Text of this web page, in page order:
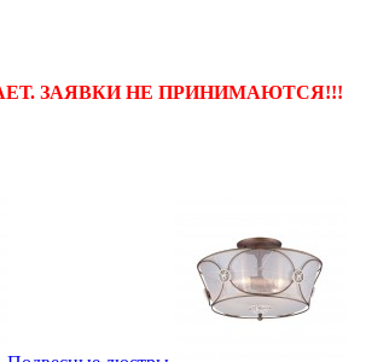
ЗАЯВКИ НЕ ПРИНИМАЮТСЯ!!!